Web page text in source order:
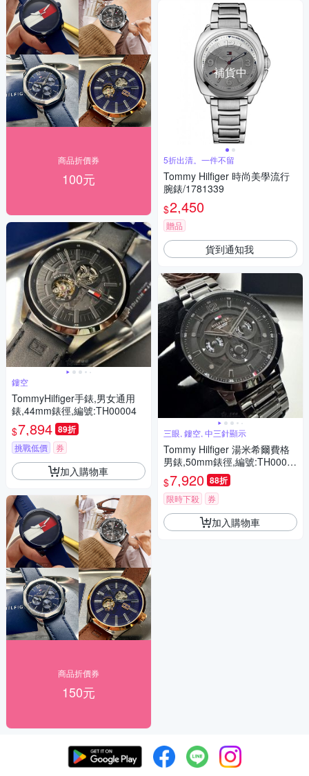
商品折價券
100元
鏤空
TommyHilfiger手錶,男女通用
錶,44mm錶徑,編號:TH00004
$7,894 89折
挑戰低價 券
加入購物車
商品折價券
150元
補貨中
5折出清。一件不留
Tommy Hilfiger 時尚美學流行
腕錶/1781339
$2,450
贈品
貨到通知我
三眼, 鏤空, 中三針顯示
Tommy Hilfiger 湯米希爾費格
男錶,50mm錶徑,編號:TH0006
$7,920 88折
限時下殺 券
加入購物車